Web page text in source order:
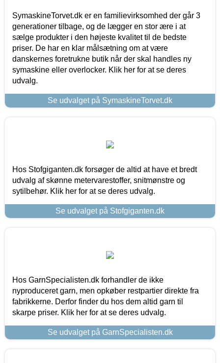
SymaskineTorvet.dk er en familievirksomhed der går 3
generationer tilbage, og de lægger en stor ære i at
sælge produkter i den højeste kvalitet til de bedste
priser. De har en klar målsætning om at være
danskernes foretrukne butik når der skal handles ny
symaskine eller overlocker. Klik her for at se deres
udvalg.
Se udvalget på SymaskineTorvet.dk
Hos Stofgiganten.dk forsøger de altid at have et bredt
udvalg af skønne metervarestoffer, snitmønstre og
sytilbehør. Klik her for at se deres udvalg.
Se udvalget på Stofgiganten.dk
Hos GarnSpecialisten.dk forhandler de ikke
nyproduceret garn, men opkøber restpartier direkte fra
fabrikkerne. Derfor finder du hos dem altid garn til
skarpe priser. Klik her for at se deres udvalg.
Se udvalget på GarnSpecialisten.dk